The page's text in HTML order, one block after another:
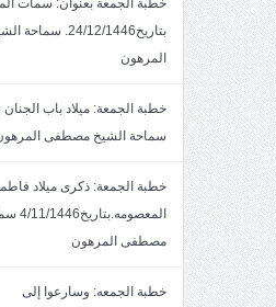
بتاريخ24/12/1446.
المرهون
سماحة الشيخ مصطفى
خطبة الجمعة: ذكرى ميلاد
مصطفى المرهون
خطبة الجمعه: وسارعوا إلى